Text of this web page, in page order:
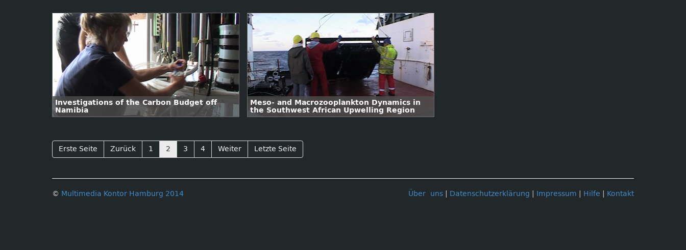
Investigations of the Carbon Budget off
Namibia
Meso- and Macrozooplankton Dynamics in
the Southwest African Upwelling Region
Erste Seite Zurück 1 2 3 4 Weiter Letzte Seite
Über uns Datenschutzerklärung Impressum Hilfe Kontakt
© Multimedia Kontor Hamburg 2014